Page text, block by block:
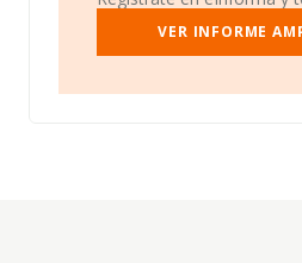
VER INFORME